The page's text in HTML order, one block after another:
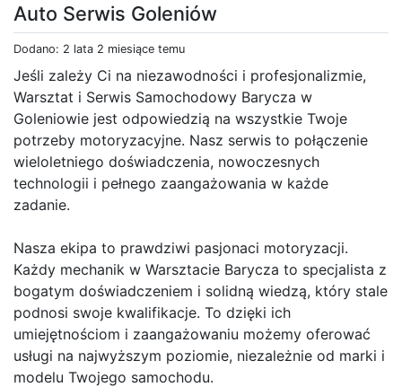
Auto Serwis Goleniów
Dodano: 2 lata 2 miesiące temu
Jeśli zależy Ci na niezawodności i profesjonalizmie,
Warsztat i Serwis Samochodowy Barycza w
Goleniowie jest odpowiedzią na wszystkie Twoje
potrzeby motoryzacyjne. Nasz serwis to połączenie
wieloletniego doświadczenia, nowoczesnych
technologii i pełnego zaangażowania w każde
zadanie.
Nasza ekipa to prawdziwi pasjonaci motoryzacji.
Każdy mechanik w Warsztacie Barycza to specjalista z
bogatym doświadczeniem i solidną wiedzą, który stale
podnosi swoje kwalifikacje. To dzięki ich
umiejętnościom i zaangażowaniu możemy oferować
usługi na najwyższym poziomie, niezależnie od marki i
modelu Twojego samochodu.